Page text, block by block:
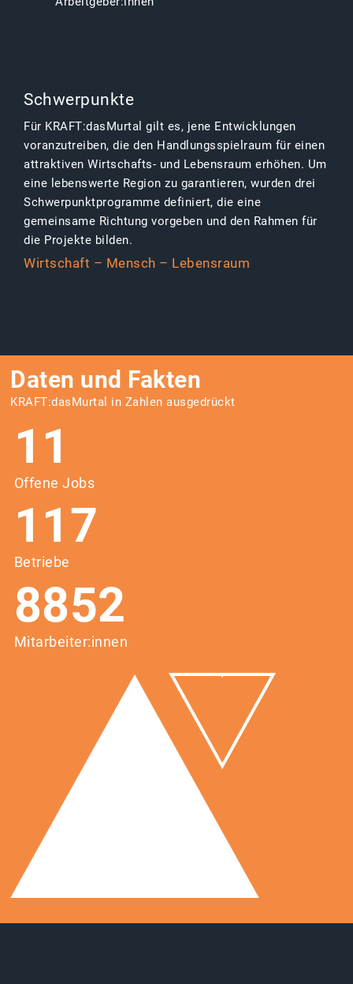
Schwerpunkte
Für KRAFT:dasMurtal gilt es, jene Entwicklungen
voranzutreiben, die den Handlungsspielraum für einen
attraktiven Wirtschafts- und Lebensraum erhöhen. Um
eine lebenswerte Region zu garantieren, wurden drei
Schwerpunktprogramme definiert, die eine
gemeinsame Richtung vorgeben und den Rahmen für
die Projekte bilden.
Wirtschaft – Mensch – Lebensraum
Daten und Fakten
KRAFT:dasMurtal in Zahlen ausgedrückt
11
Offene Jobs
117
Betriebe
8852
Mitarbeiter:innen